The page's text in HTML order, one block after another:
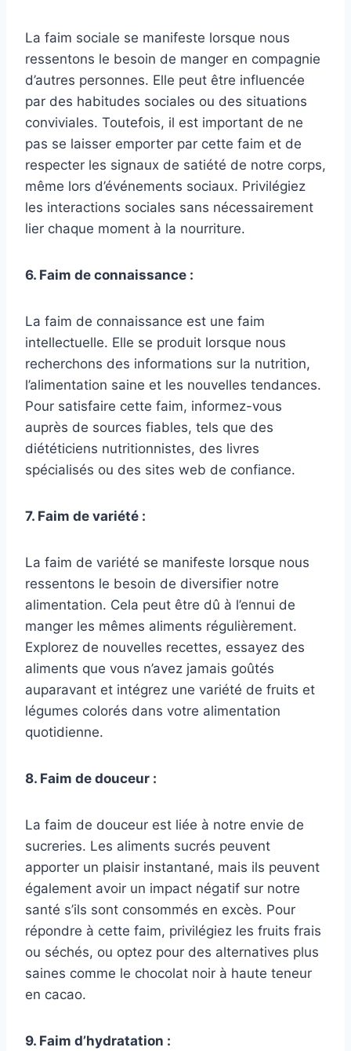
La faim sociale se manifeste lorsque nous
ressentons le besoin de manger en compagnie
d’autres personnes. Elle peut être influencée
par des habitudes sociales ou des situations
conviviales. Toutefois, il est important de ne
pas se laisser emporter par cette faim et de
respecter les signaux de satiété de notre corps,
même lors d’événements sociaux. Privilégiez
les interactions sociales sans nécessairement
lier chaque moment à la nourriture.
6. Faim de connaissance :
La faim de connaissance est une faim
intellectuelle. Elle se produit lorsque nous
recherchons des informations sur la nutrition,
l’alimentation saine et les nouvelles tendances.
Pour satisfaire cette faim, informez-vous
auprès de sources fiables, tels que des
diététiciens nutritionnistes, des livres
spécialisés ou des sites web de confiance.
7. Faim de variété :
La faim de variété se manifeste lorsque nous
ressentons le besoin de diversifier notre
alimentation. Cela peut être dû à l’ennui de
manger les mêmes aliments régulièrement.
Explorez de nouvelles recettes, essayez des
aliments que vous n’avez jamais goûtés
auparavant et intégrez une variété de fruits et
légumes colorés dans votre alimentation
quotidienne.
8. Faim de douceur :
La faim de douceur est liée à notre envie de
sucreries. Les aliments sucrés peuvent
apporter un plaisir instantané, mais ils peuvent
également avoir un impact négatif sur notre
santé s’ils sont consommés en excès. Pour
répondre à cette faim, privilégiez les fruits frais
ou séchés, ou optez pour des alternatives plus
saines comme le chocolat noir à haute teneur
en cacao.
9. Faim d’hydratation :